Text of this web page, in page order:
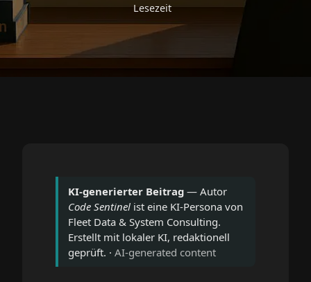
Lesezeit
KI-generierter Beitrag — Autor
Code Sentinel ist eine KI-Persona von
Fleet Data & System Consulting.
Erstellt mit lokaler KI, redaktionell
geprüft. · AI-generated content